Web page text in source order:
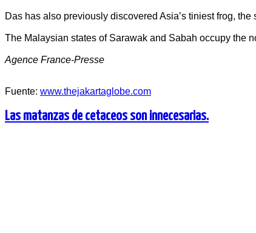
Das has also previously discovered Asia’s tiniest frog,
The Malaysian states of Sarawak and Sabah occupy the
Agence France-Presse
Fuente: www.thejakartaglobe.com
Las matanzas de cetaceos son innecesarias.